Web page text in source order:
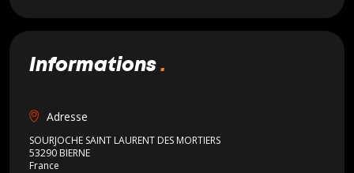
informations
Adresse
SOURJOCHE SAINT LAURENT DES MORTIERS
53290 BIERNE
France